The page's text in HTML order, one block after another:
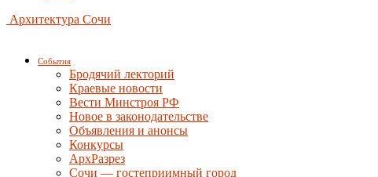
Архитектура Сочи
События
Бродячий лекторий
Краевые новости
Вести Минстроя РФ
Новое в законодательстве
Объявления и анонсы
Конкурсы
АрхРазрез
Сочи — гостеприимный город